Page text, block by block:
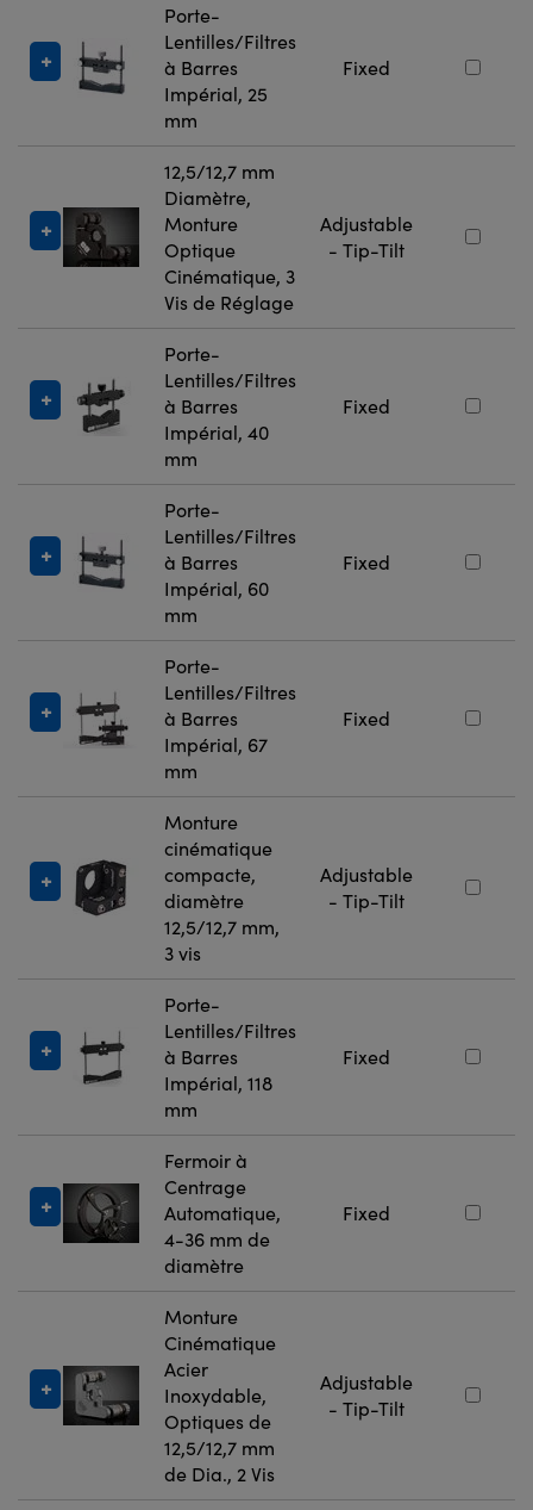
Porte-
Lentilles/Filtres
à Barres
Impérial, 25
mm
Fixed
12,5/12,7 mm
Diamètre,
Monture
Optique
Cinématique, 3
Vis de Réglage
Adjustable
- Tip-Tilt
Porte-
Lentilles/Filtres
à Barres
Impérial, 40
mm
Fixed
Porte-
Lentilles/Filtres
à Barres
Impérial, 60
mm
Fixed
Porte-
Lentilles/Filtres
à Barres
Impérial, 67
mm
Fixed
Monture
cinématique
compacte,
diamètre
12,5/12,7 mm,
3 vis
Adjustable
- Tip-Tilt
Porte-
Lentilles/Filtres
à Barres
Impérial, 118
mm
Fixed
Fermoir à
Centrage
Automatique,
4-36 mm de
diamètre
Fixed
Monture
Cinématique
Acier
Inoxydable,
Optiques de
12,5/12,7 mm
de Dia., 2 Vis
Adjustable
- Tip-Tilt